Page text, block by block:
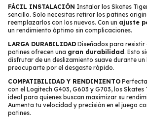
FÁCIL INSTALACIÓN Instalar los Skates
sencillo. Solo necesitas retirar los patines
reemplazarlos con los nuevos. Con un ajuste
un rendimiento óptimo sin complicaciones.
LARGA DURABILIDAD Diseñados para resistir
patines ofrecen una gran durabilidad . Esto
disfrutar de un deslizamiento suave durante
preocuparte por el desgaste rápido.
COMPATIBILIDAD Y RENDIMIENTO
con el Logitech G403, G603 y G703, los Skates
ideal para quienes buscan maximizar su
Aumenta tu velocidad y precisión en el juego
patines.